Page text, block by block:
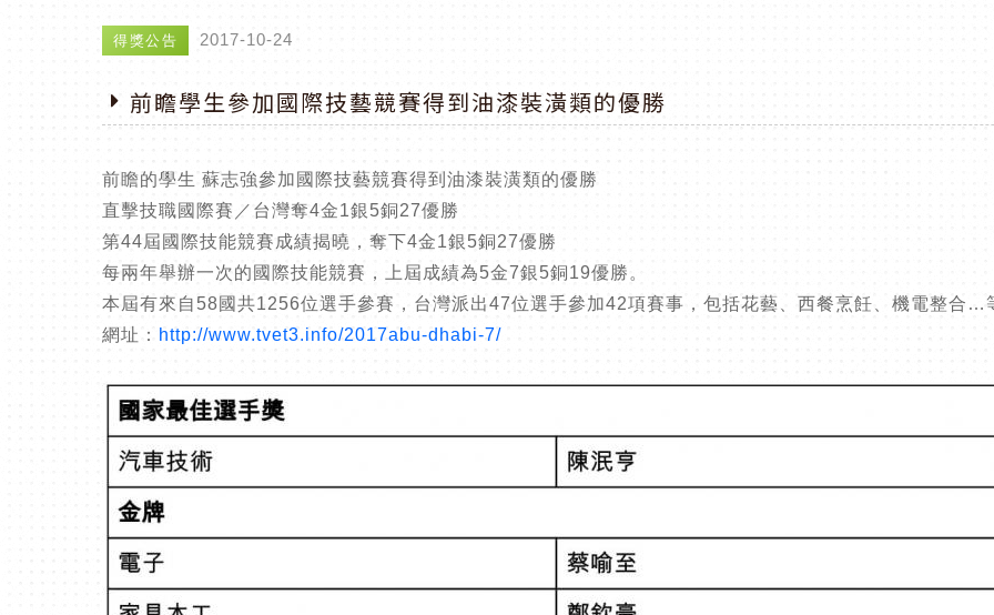
得獎公告 2017-10-24
前瞻學生參加國際技藝競賽得到油漆裝潢類的優勝
前瞻的學生 蘇志強參加國際技藝競賽得到油漆裝潢類的優勝
直擊技職國際賽／台灣奪4金1銀5銅27優勝
第44屆國際技能競賽成績揭曉，奪下4金1銀5銅27優勝
每兩年舉辦一次的國際技能競賽，上屆成績為5金7銀5銅19優勝。
本屆有來自58國共1256位選手參賽，台灣派出47位選手參加42項賽事，包括花藝、西餐烹飪、機電整合…
網址： http://www.tvet3.info/2017abu-dhabi-7/